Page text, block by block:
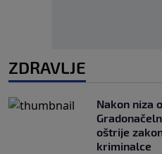
ZDRAVLJE
Nakon niza
oštrije
kriminalce